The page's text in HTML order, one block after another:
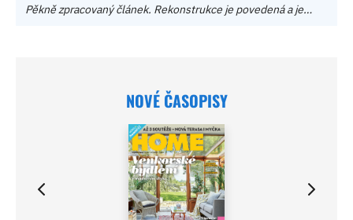
Pěkně zpracovaný článek. Rekonstrukce je povedená a je…
NOVÉ ČASOPISY